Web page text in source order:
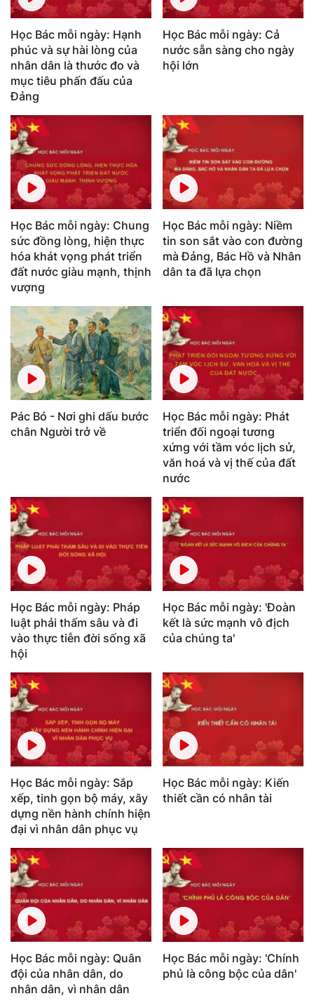
Học Bác mỗi ngày: Hạnh
phúc và sự hài lòng của
nhân dân là thước đo và
mục tiêu phấn đấu của
Đảng
Học Bác mỗi ngày: Cả
nước sẵn sàng cho ngày
hội lớn
Học Bác mỗi ngày: Chung
sức đồng lòng, hiện thực
hóa khát vọng phát triển
đất nước giàu mạnh, thịnh
vượng
Học Bác mỗi ngày: Niềm
tin son sắt vào con đường
mà Đảng, Bác Hồ và Nhân
dân ta đã lựa chọn
Pác Bó - Nơi ghi dấu bước
chân Người trở về
Học Bác mỗi ngày: Phát
triển đối ngoại tương
xứng với tầm vóc lịch sử,
văn hoá và vị thế của đất
nước
Học Bác mỗi ngày: Pháp
luật phải thấm sâu và đi
vào thực tiễn đời sống xã
hội
Học Bác mỗi ngày: 'Đoàn
kết là sức mạnh vô địch
của chúng ta'
Học Bác mỗi ngày: Sắp
xếp, tinh gọn bộ máy, xây
dựng nền hành chính hiện
đại vì nhân dân phục vụ
Học Bác mỗi ngày: Kiến
thiết cần có nhân tài
Học Bác mỗi ngày: Quân
đội của nhân dân, do
nhân dân, vì nhân dân
Học Bác mỗi ngày: 'Chính
phủ là công bộc của dân'